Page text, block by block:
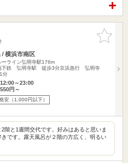
お気に入
りに追加
/ 横浜市南区
ーライン弘明寺駅176m
下鉄 弘明寺駅 徒歩3分京浜急行 弘明寺
分
～23:00
円～
安（1,000円以下）
階と1週間交代です。好みはあると思いま
です。露天風呂が２階の方広く、明るい